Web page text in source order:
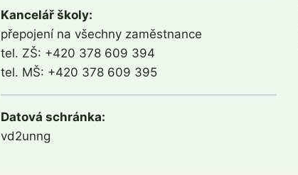
Kancelář školy:
přepojení na všechny zaměstnance
tel. ZŠ: +420 378 609 394
tel. MŠ: +420 378 609 395
Datová schránka:
vd2unng